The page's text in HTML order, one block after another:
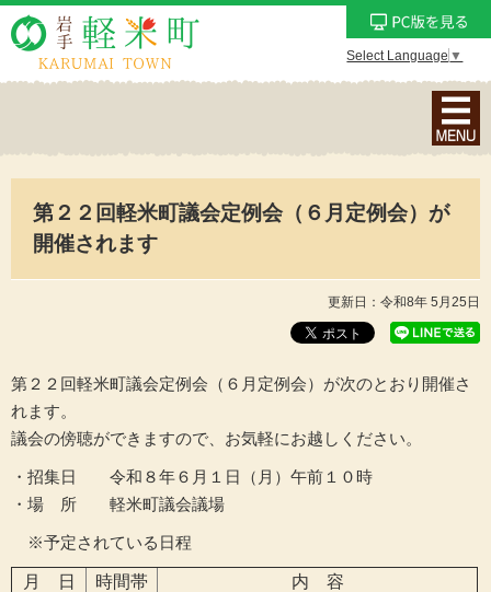
Select Language ▼
ナ
ビ
シ
メ
ニ
ュ
ー
第２２回軽米町議会定例会（６月定例会）が
開催されます
更新日：令和8年 5月25日
第２２回軽米町議会定例会（６月定例会）が次のとおり開催さ
れます。
議会の傍聴ができますので、お気軽にお越しください。
・招集日 令和８年６月１日（月）午前１０時
・場 所 軽米町議会議場
※予定されている日程
月 日 時間帯
内 容